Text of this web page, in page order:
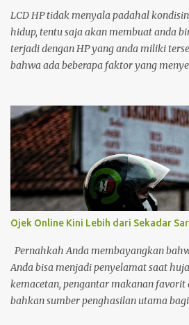
sangat mudah terkena kontaminasi
bakteri salmonella yang bisa
LCD HP tidak menyala padahal
hidup, tentu saja akan membuat anda
terjadi dengan HP yang anda miliki
bahwa ada beberapa faktor yang
mengatasinya. Cara Mengatasi dan
Menyala Di zaman sekarang yang
teknologi ini, HP dengan menggunakan
atau layar sentuh ini sudah sangat
biasa di kalangan milenial khususnya.
menjadikan HP makin nyaman serta
kegunaan selain sebagai alat
sentuh atau touch screen memang
berkelas. Namun, perlu diketahui juga
sentuh mempunyai tingkat perawatan
Jika tidak, maka terjadinya kerusakan...
Ojek Online Kini Lebih dari Sekadar
Pernahkah Anda membayangkan
Anda bisa menjadi penyelamat saat
kemacetan, pengantar makanan
bahkan sumber penghasilan utama